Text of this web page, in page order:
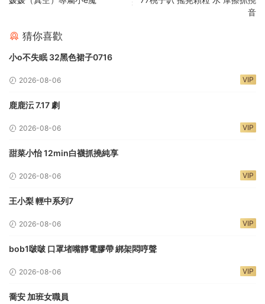
音
猜你喜歡
小o不失眠 32黑色裙子0716
2026-08-06 VIP
鹿鹿沄 7.17 劇
2026-08-06 VIP
甜菜小怡 12min白襪抓撓純享
2026-08-06 VIP
王小梨 輕中系列7
2026-08-06 VIP
bob1啵啵 口罩堵嘴靜電膠帶 綁架悶哼聲
2026-08-06 VIP
喬安 加班女職員